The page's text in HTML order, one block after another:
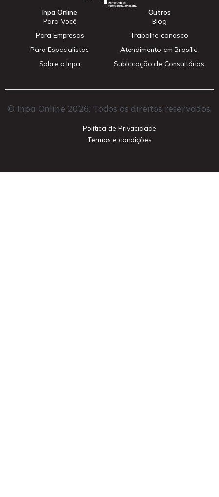
Inpa Online
Para Você
Para Empresas
Para Especialistas
Sobre o Inpa
Outros
Blog
Trabalhe conosco
Atendimento em Brasília
Sublocação de Consultórios
© Inpa Online 2026. Todos os direitos reservados.
Política de Privacidade
Termos e condições